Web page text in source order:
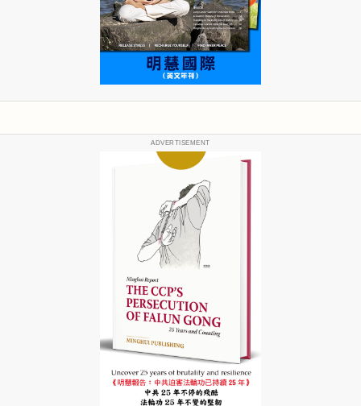
ADVERTISEMENT